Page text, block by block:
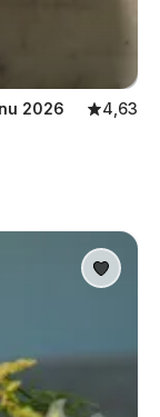
2026
4,63